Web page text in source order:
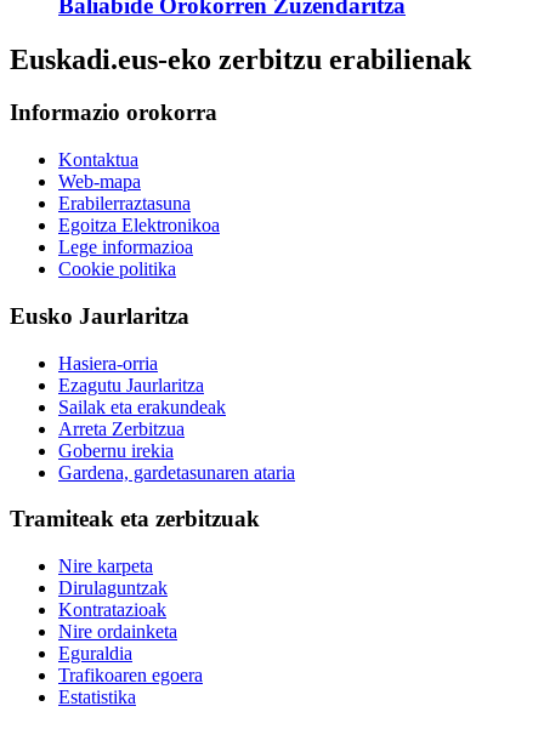
Euskadi.eus-eko zerbitzu erabilienak
Informazio orokorra
Kontaktua
Web-mapa
Erabilerraztasuna
Egoitza Elektronikoa
Lege informazioa
Cookie politika
Eusko Jaurlaritza
Hasiera-orria
Ezagutu Jaurlaritza
Sailak eta erakundeak
Arreta Zerbitzua
Gobernu irekia
Gardena, gardetasunaren ataria
Tramiteak eta zerbitzuak
Nire karpeta
Dirulaguntzak
Kontratazioak
Nire ordainketa
Eguraldia
Trafikoaren egoera
Estatistika